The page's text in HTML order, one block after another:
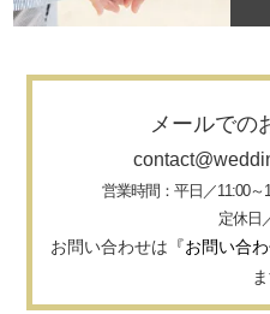
メールでの
営業時間：平日／11:00～
定休日
お問い合わせは 『お問い合わ